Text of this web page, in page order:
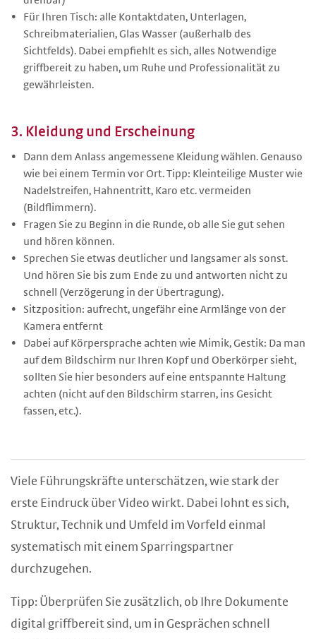
Für Ihren Tisch: alle Kontaktdaten, Unterlagen,
Schreibmaterialien, Glas Wasser (außerhalb des
Sichtfelds). Dabei empfiehlt es sich, alles Notwendige
griffbereit zu haben, um Ruhe und Professionalität zu
gewährleisten.
3. Kleidung und Erscheinung
Dann dem Anlass angemessene Kleidung wählen. Genauso
wie bei einem Termin vor Ort. Tipp: Kleinteilige Muster wie
Nadelstreifen, Hahnentritt, Karo etc. vermeiden
(Bildflimmern).
Fragen Sie zu Beginn in die Runde, ob alle Sie gut sehen
und hören können.
Sprechen Sie etwas deutlicher und langsamer als sonst.
Und hören Sie bis zum Ende zu und antworten nicht zu
schnell (Verzögerung in der Übertragung).
Sitzposition: aufrecht, ungefähr eine Armlänge von der
Kamera entfernt
Dabei auf Körpersprache achten wie Mimik, Gestik: Da man
auf dem Bildschirm nur Ihren Kopf und Oberkörper sieht,
sollten Sie hier besonders auf eine entspannte Haltung
achten (nicht auf den Bildschirm starren, ins Gesicht
fassen, etc.).
Viele Führungskräfte unterschätzen, wie stark der
erste Eindruck über Video wirkt. Dabei lohnt es sich,
Struktur, Technik und Umfeld im Vorfeld einmal
systematisch mit einem Sparringspartner
durchzugehen.
Tipp: Überprüfen Sie zusätzlich, ob Ihre Dokumente
digital griffbereit sind, um in Gesprächen schnell